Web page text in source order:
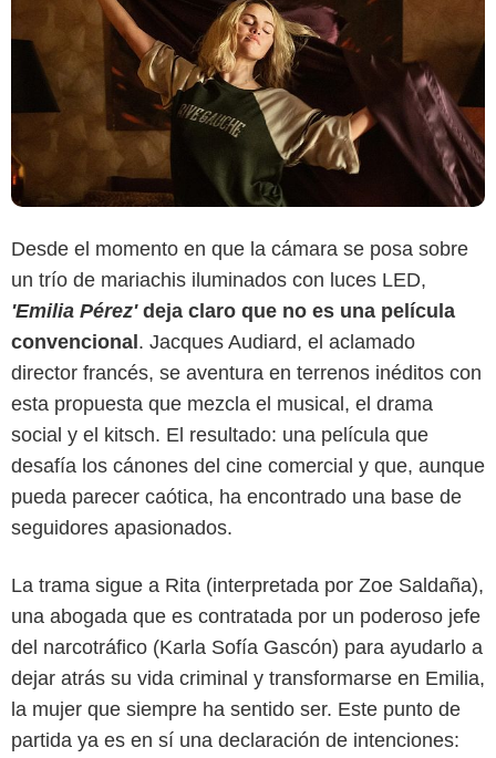
Desde el momento en que la cámara se posa sobre
un trío de mariachis iluminados con luces LED,
'Emilia Pérez' deja claro que no es una película
convencional. Jacques Audiard, el aclamado
director francés, se aventura en terrenos inéditos con
esta propuesta que mezcla el musical, el drama
social y el kitsch. El resultado: una película que
desafía los cánones del cine comercial y que, aunque
pueda parecer caótica, ha encontrado una base de
seguidores apasionados.
La trama sigue a Rita (interpretada por Zoe Saldaña),
una abogada que es contratada por un poderoso jefe
del narcotráfico (Karla Sofía Gascón) para ayudarlo a
dejar atrás su vida criminal y transformarse en Emilia,
la mujer que siempre ha sentido ser. Este punto de
partida ya es en sí una declaración de intenciones:
Cine Colombia